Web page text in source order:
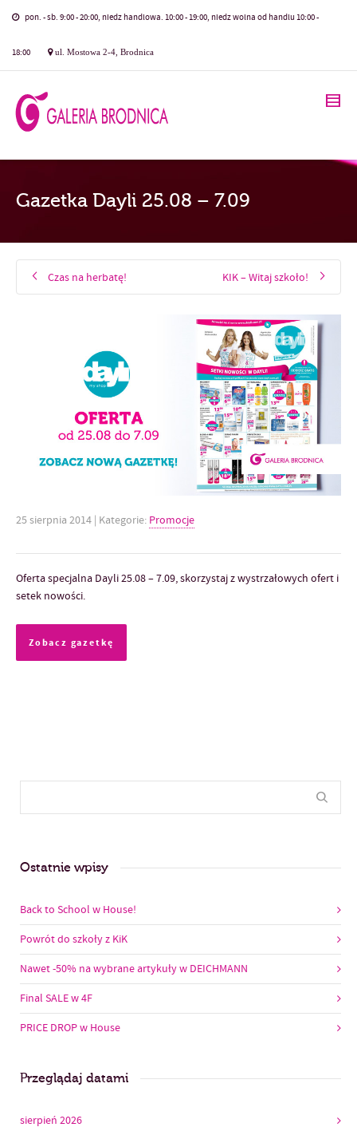
pon. - sb. 9:00 - 20:00, niedz handlowa. 10:00 - 19:00, niedz wolna od handlu 10:00 -
18:00 ul. Mostowa 2-4, Brodnica
Gazetka Dayli 25.08 – 7.09
Czas na herbatę! KIK – Witaj szkoło!
25 sierpnia 2014 | Kategorie: Promocje
Oferta specjalna Dayli 25.08 – 7.09, skorzystaj z wystrzałowych ofert i
setek nowości.
Zobacz gazetkę
Ostatnie wpisy
Back to School w House!
Powrót do szkoły z KiK
Nawet -50% na wybrane artykuły w DEICHMANN
Final SALE w 4F
PRICE DROP w House
Przeglądaj datami
sierpień 2026